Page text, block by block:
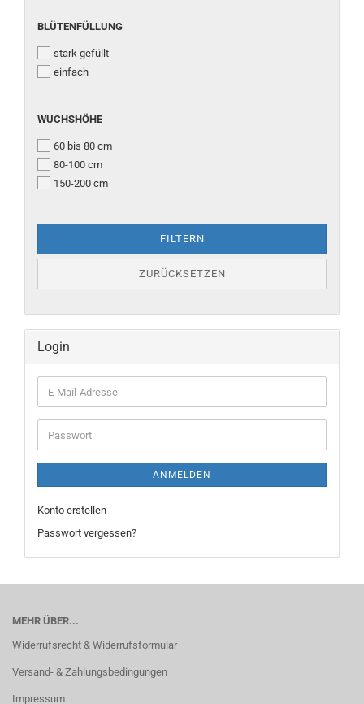
BLÜTENFÜLLUNG
BLÜTENFÜLLUNG
stark gefüllt
einfach
WUCHSHÖHE
WUCHSHÖHE
60 bis 80 cm
80-100 cm
150-200 cm
FILTERN
ZURÜCKSETZEN
Login
E-
Mail-
Adresse
Passwort
ANMELDEN
Konto erstellen
Passwort vergessen?
MEHR ÜBER...
Widerrufsrecht & Widerrufsformular
Versand- & Zahlungsbedingungen
Impressum